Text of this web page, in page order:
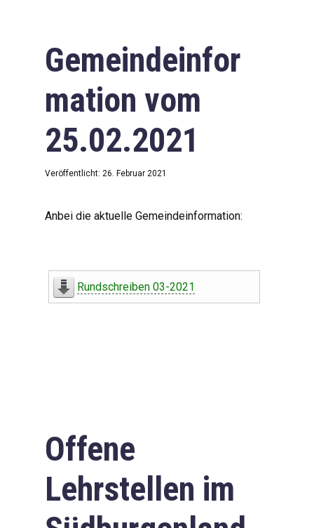
Downloads
Impressum
Datenschutzerklärung
Gemeindeinfor
mation vom
25.02.2021
Veröffentlicht: 26. Februar 2021
Anbei die aktuelle Gemeindeinformation:
Rundschreiben 03-2021
Offene
Lehrstellen im